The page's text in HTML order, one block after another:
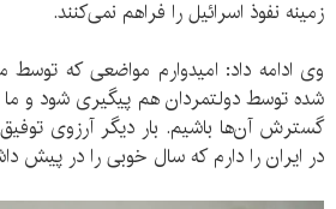
زمینه نفوذ اسرائیل را فراهم نمی‌کنند.
وی ادامه داد: امیدوارم مواضعی که
شده توسط دولتمردان هم پیگیری شود و ما
گسترش آن‌ها باشیم. بار دیگر آرزوی
در ایران را دارم که سال خوبی را در پیش